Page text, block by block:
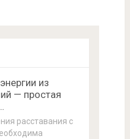
из
— простая
расставания с